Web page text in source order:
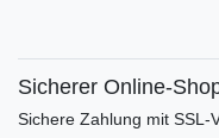
Sicherer Online-
Sichere Zahlung mit SSL-